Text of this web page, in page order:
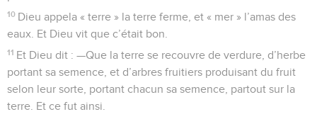
10 Dieu appela « terre » la terre ferme, et « mer » l’amas des
eaux. Et Dieu vit que c’était bon.
11 Et Dieu dit : —Que la terre se recouvre de verdure, d’herbe
portant sa semence, et d’arbres fruitiers produisant du fruit
selon leur sorte, portant chacun sa semence, partout sur la
terre. Et ce fut ainsi.